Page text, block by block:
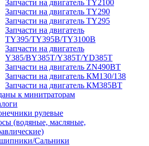
Запчасти на двигатель TY2100
Запчасти на двигатель TY290
Запчасти на двигатель TY295
Запчасти на двигатель
TY395/TY395В/TY3100В
Запчасти на двигатель
Y385/BY385T/Y385T/YD385T
Запчасти на двигатель ZN490BT
Запчасти на двигатель КМ130/138
Запчасти на двигатель КМ385ВТ
к минитраторам
рулевые
(водяные, масляные,
Сальники